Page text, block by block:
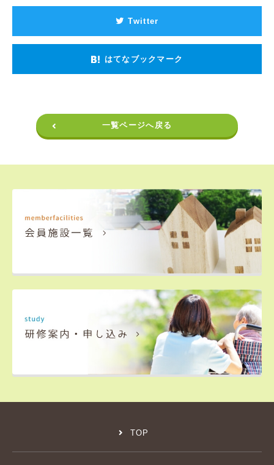
Twitter
はてなブックマーク
一覧ページへ戻る
TOP